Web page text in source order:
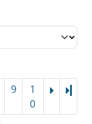
9
1
0